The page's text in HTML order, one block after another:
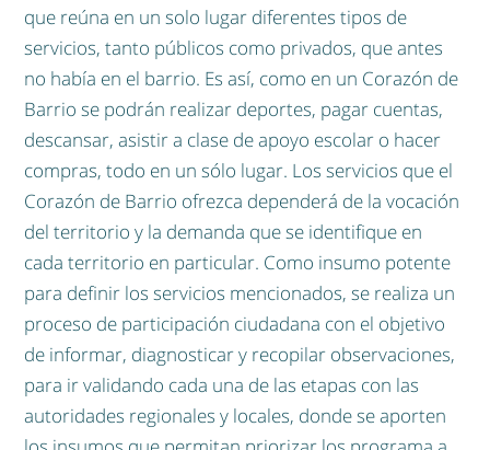
que reúna en un solo lugar diferentes tipos de
servicios, tanto públicos como privados, que antes
no había en el barrio. Es así, como en un Corazón de
Barrio se podrán realizar deportes, pagar cuentas,
descansar, asistir a clase de apoyo escolar o hacer
compras, todo en un sólo lugar. Los servicios que el
Corazón de Barrio ofrezca dependerá de la vocación
del territorio y la demanda que se identifique en
cada territorio en particular. Como insumo potente
para definir los servicios mencionados, se realiza un
proceso de participación ciudadana con el objetivo
de informar, diagnosticar y recopilar observaciones,
para ir validando cada una de las etapas con las
autoridades regionales y locales, donde se aporten